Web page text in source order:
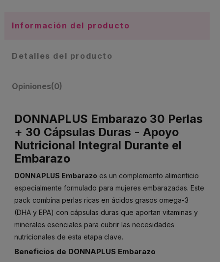
Información del producto
Detalles del producto
Opiniones(0)
DONNAPLUS Embarazo 30 Perlas
+ 30 Cápsulas Duras - Apoyo
Nutricional Integral Durante el
Embarazo
DONNAPLUS Embarazo es un complemento alimenticio
especialmente formulado para mujeres embarazadas. Este
pack combina perlas ricas en ácidos grasos omega-3
(DHA y EPA) con cápsulas duras que aportan vitaminas y
minerales esenciales para cubrir las necesidades
nutricionales de esta etapa clave.
Beneficios de DONNAPLUS Embarazo